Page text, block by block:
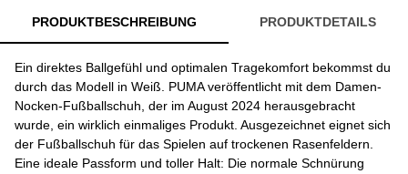
PRODUKTBESCHREIBUNG PRODUKTDETAILS
Ein direktes Ballgefühl und optimalen Tragekomfort bekommst du
durch das Modell in Weiß. PUMA veröffentlicht mit dem Damen-
Nocken-Fußballschuh, der im August 2024 herausgebracht
wurde, ein wirklich einmaliges Produkt. Ausgezeichnet eignet sich
der Fußballschuh für das Spielen auf trockenen Rasenfeldern.
Eine ideale Passform und toller Halt: Die normale Schnürung